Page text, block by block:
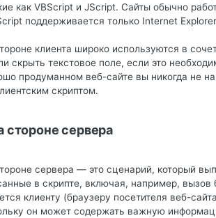
как VBScript и JScript. Сайты обычно
поддерживается только Internet
клиента широко используются в
скрыть текстовое поле, если это
продуманном веб-сайте вы никогда не
скриптом.
стороне сервера
сервера — это сценарий, который
в скрипте, включая, например, вызов
клиенту (браузеру посетителя веб-
он может содержать важную